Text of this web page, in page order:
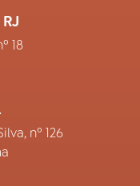
18
nº 126